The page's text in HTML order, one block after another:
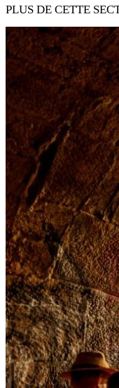
PLUS DE CETTE